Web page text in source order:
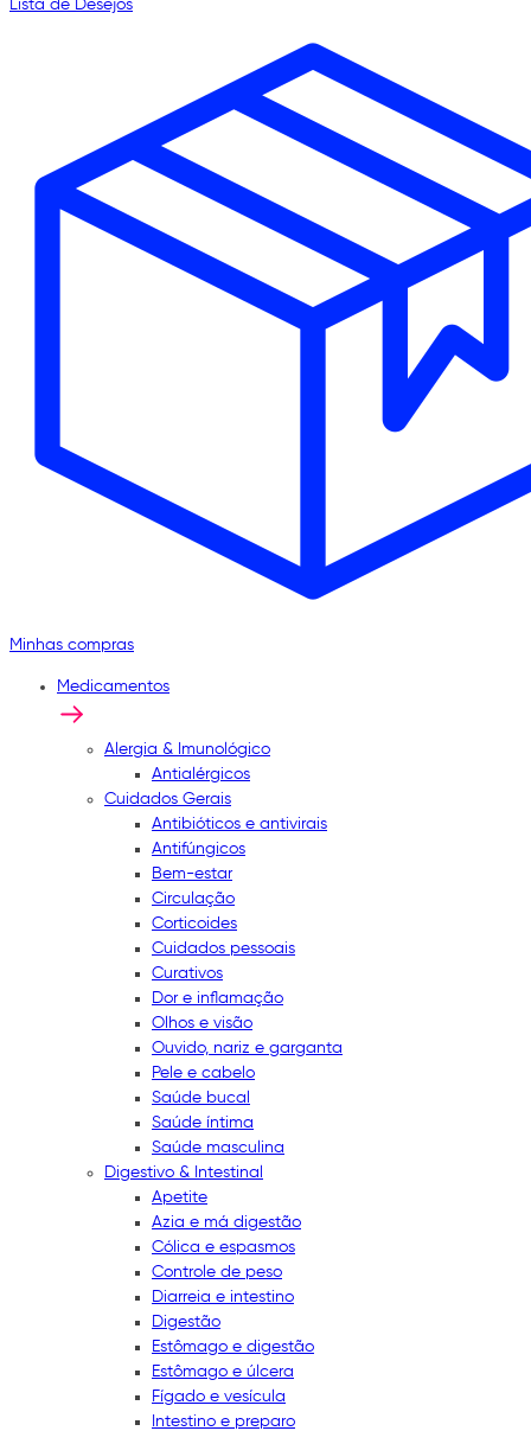
Lista de Desejos
Minhas compras
Medicamentos
Alergia & Imunológico
Antialérgicos
Cuidados Gerais
Antibióticos e antivirais
Antifúngicos
Bem-estar
Circulação
Corticoides
Cuidados pessoais
Curativos
Dor e inflamação
Olhos e visão
Ouvido, nariz e garganta
Pele e cabelo
Saúde bucal
Saúde íntima
Saúde masculina
Digestivo & Intestinal
Apetite
Azia e má digestão
Cólica e espasmos
Controle de peso
Diarreia e intestino
Digestão
Estômago e digestão
Estômago e úlcera
Fígado e vesícula
Intestino e preparo